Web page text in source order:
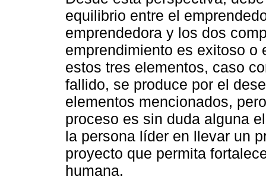
equilibrio entre el
emprendedora y los dos
emprendimiento es exitoso o
estos tres elementos, caso
fallido, se produce por el
elementos mencionados,
proceso es sin duda alguna
la persona líder en llevar un
proyecto que permita
humana.